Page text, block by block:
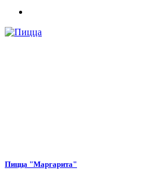
Пицца "Маргарита"